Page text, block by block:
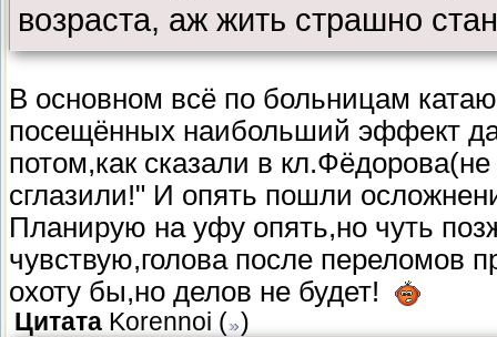
возраста, аж жить страшно
В основном всё по больницам
посещённых наибольший эффект
потом,как сказали в
сглазили!" И опять пошли
Планирую на уфу опять,но чуть
чувствую,голова после переломов
охоту бы,но делов не будет!
Цитата Korennoi ( )